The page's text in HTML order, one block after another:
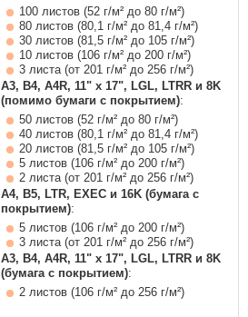
100 листов (52 г/м² до 80 г/м²)
80 листов (80,1 г/м² до 81,4 г/м²)
30 листов (81,5 г/м² до 105 г/м²)
10 листов (106 г/м² до 200 г/м²)
3 листа (от 201 г/м² до 256 г/м²)
A3, B4, A4R, 11" x 17", LGL, LTRR и 8K
(помимо бумаги с покрытием):
50 листов (52 г/м² до 80 г/м²)
40 листов (80,1 г/м² до 81,4 г/м²)
20 листов (81,5 г/м² до 105 г/м²)
5 листов (106 г/м² до 200 г/м²)
2 листа (от 201 г/м² до 256 г/м²)
A4, B5, LTR, EXEC и 16K (бумага с
покрытием):
5 листов (106 г/м² до 200 г/м²)
3 листа (от 201 г/м² до 256 г/м²)
A3, B4, A4R, 11" x 17", LGL, LTRR и 8K
(бумага с покрытием):
2 листов (106 г/м² до 256 г/м²)